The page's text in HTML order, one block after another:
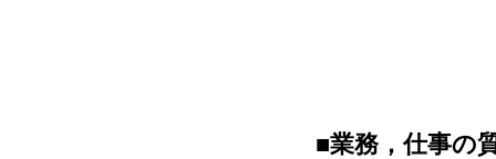
■業務，仕事の